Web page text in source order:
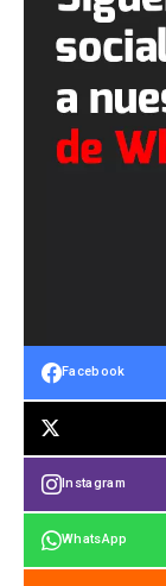
Facebook
Instagram
WhatsApp